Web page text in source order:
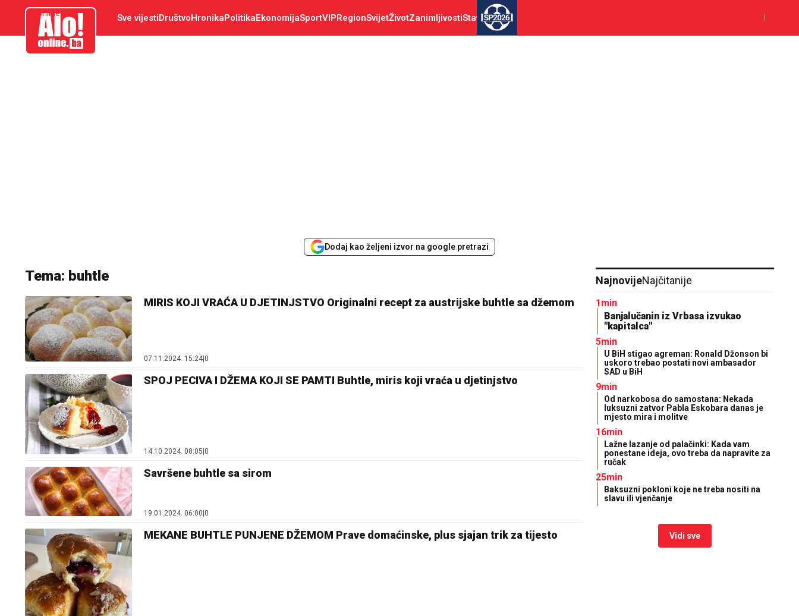
aloonline.ba Sve vijestiDruštvoHronikaPolitikaEkonomijaSportVIPRegionSvijetŽivotZanimljivostiStav SP2026
Dodaj kao željeni izvor na google pretrazi
Tema: buhtle
MIRIS KOJI VRAĆA U DJETINJSTVO Originalni recept za austrijske buhtle sa džemom
07.11.2024. 15:24|0
SPOJ PECIVA I DŽEMA KOJI SE PAMTI Buhtle, miris koji vraća u djetinjstvo
14.10.2024. 08:05|0
Savršene buhtle sa sirom
19.01.2024. 06:00|0
MEKANE BUHTLE PUNJENE DŽEMOM Prave domaćinske, plus sjajan trik za tijesto
NajnovijeNajčitanije
1min
Banjalučanin iz Vrbasa izvukao
"kapitalca"
5min
U BiH stigao agreman: Ronald Džonson bi
uskoro trebao postati novi ambasador
SAD u BiH
9min
Od narkobosa do samostana: Nekada
luksuzni zatvor Pabla Eskobara danas je
mjesto mira i molitve
16min
Lažne lazanje od palačinki: Kada vam
ponestane ideja, ovo treba da napravite za
ručak
25min
Baksuzni pokloni koje ne treba nositi na
slavu ili vjenčanje
Vidi sve